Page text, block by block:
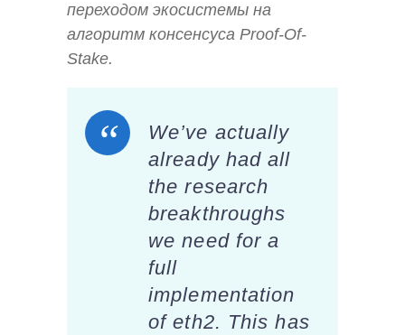
переходом экосистемы на
алгоритм консенсуса Proof-Of-
Stake.
We’ve actually
already had all
the research
breakthroughs
we need for a
full
implementation
of eth2. This has